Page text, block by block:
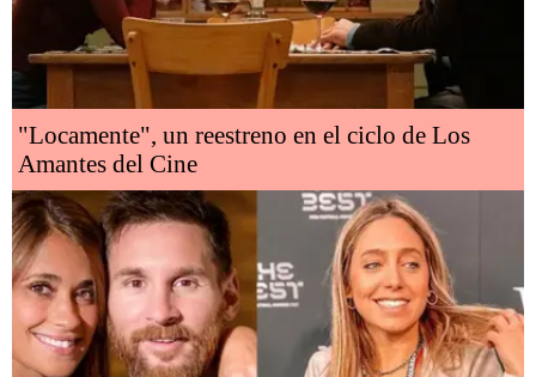
"Locamente", un reestreno en el ciclo de Los
Amantes del Cine